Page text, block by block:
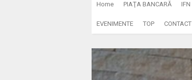
Home PIAŢA BANCARĂ IFN
EVENIMENTE TOP CONTACT